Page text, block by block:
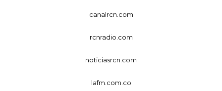
canalrcn.com
rcnradio.com
noticiasrcn.com
lafm.com.co